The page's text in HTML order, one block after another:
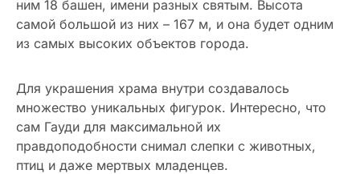
ним 18 башен, имени разных святым. Высота
самой большой из них – 167 м, и она будет одним
из самых высоких объектов города.
Для украшения храма внутри создавалось
множество уникальных фигурок. Интересно, что
сам Гауди для максимальной их
правдоподобности снимал слепки с животных,
птиц и даже мертвых младенцев.